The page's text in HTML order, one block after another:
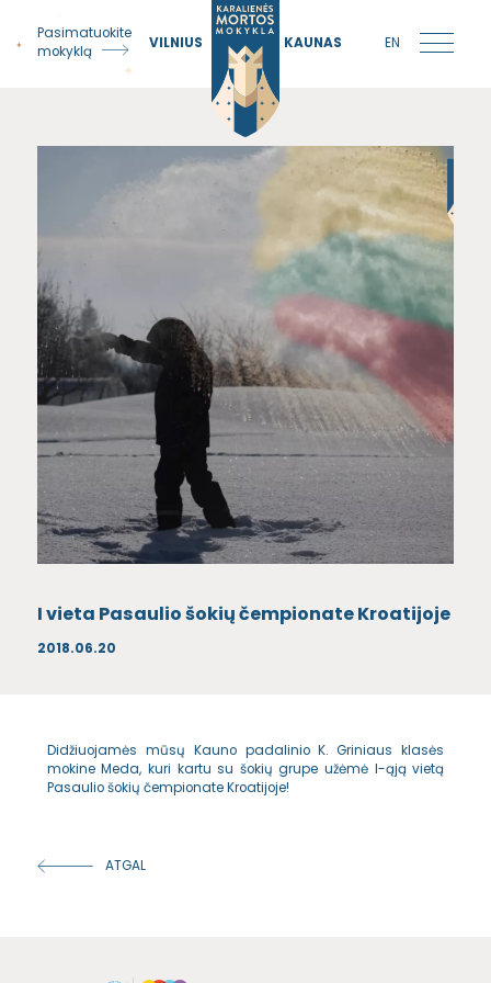
Pasimatuokite
mokyklą
VILNIUS KAUNAS EN
I vieta Pasaulio šokių čempionate Kroatijoje
2018.06.20
Didžiuojamės mūsų Kauno padalinio K. Griniaus klasės
mokine Meda, kuri kartu su šokių grupe užėmė I-ąją vietą
Pasaulio šokių čempionate Kroatijoje!
ATGAL